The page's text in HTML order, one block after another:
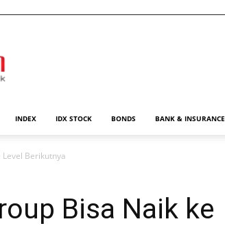
INDEX IDX STOCK BONDS BANK & INSURANCE
Berikutnya
Bisa Naik ke